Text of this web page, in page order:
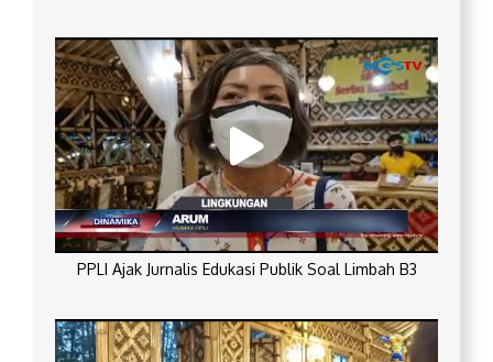
PPLI Ajak Jurnalis Edukasi Publik Soal Limbah B3